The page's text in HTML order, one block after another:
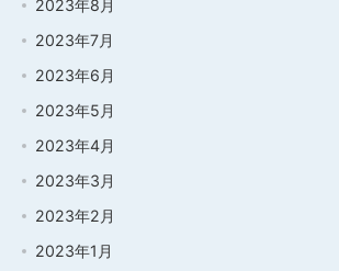
2023年8月
2023年7月
2023年6月
2023年5月
2023年4月
2023年3月
2023年2月
2023年1月